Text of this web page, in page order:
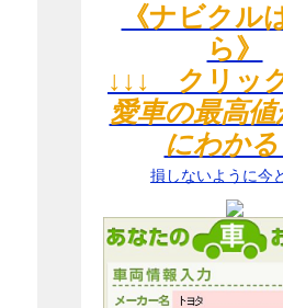
《ナビクル
ら》
↓↓↓ クリッ
愛車の最高
にわかる
損しないように今